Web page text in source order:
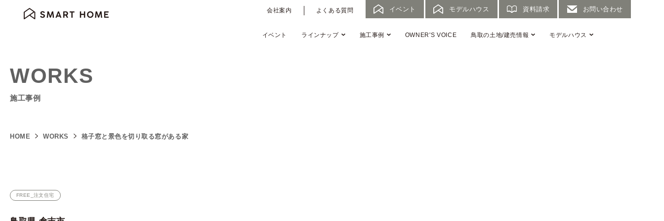
会社案内 よくある質問 イベント モデルハウス 資料請求 お問い合わせ
イベント ラインナップ 施工事例 OWNER'S VOICE 鳥取の土地/建売情報 モデルハウス
WORKS
施工事例
HOME WORKS 格子窓と景色を切り取る窓がある家
FREE_注文住宅